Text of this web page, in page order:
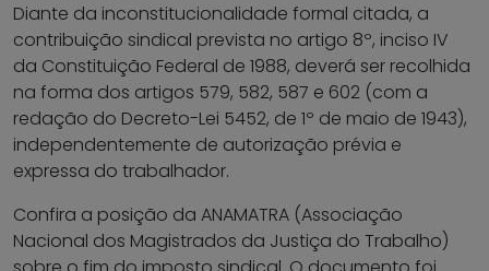
Diante da inconstitucionalidade formal citada, a
contribuição sindical prevista no artigo 8º, inciso IV
da Constituição Federal de 1988, deverá ser recolhida
na forma dos artigos 579, 582, 587 e 602 (com a
redação do Decreto-Lei 5452, de 1º de maio de 1943),
independentemente de autorização prévia e
expressa do trabalhador.
Confira a posição da ANAMATRA (Associação
Nacional dos Magistrados da Justiça do Trabalho)